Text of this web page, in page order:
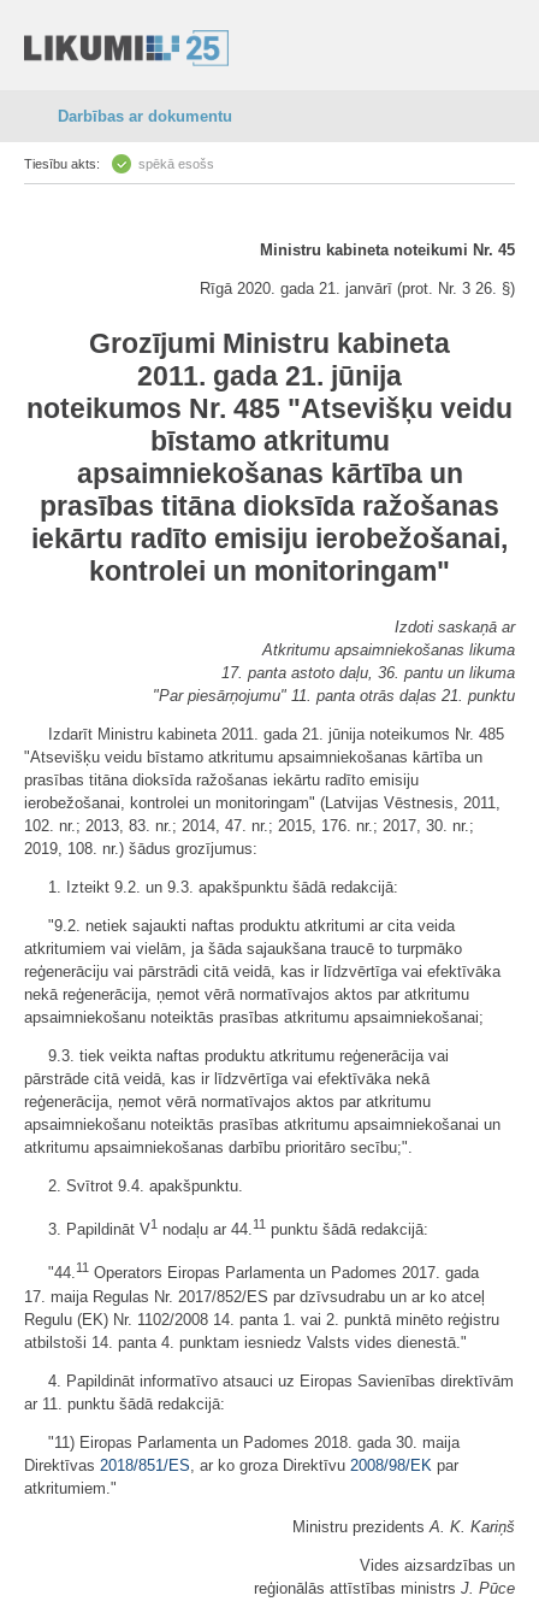
Darbības ar dokumentu
Tiesību akts: spēkā esošs
Ministru kabineta noteikumi Nr. 45
Rīgā 2020. gada 21. janvārī (prot. Nr. 3 26. §)
Grozījumi Ministru kabineta
2011. gada 21. jūnija
noteikumos Nr. 485 "Atsevišķu veidu
bīstamo atkritumu
apsaimniekošanas kārtība un
prasības titāna dioksīda ražošanas
iekārtu radīto emisiju ierobežošanai,
kontrolei un monitoringam"
Izdoti saskaņā ar
Atkritumu apsaimniekošanas likuma
17. panta astoto daļu, 36. pantu un likuma
"Par piesārņojumu" 11. panta otrās daļas 21. punktu
Izdarīt Ministru kabineta 2011. gada 21. jūnija noteikumos Nr. 485
"Atsevišķu veidu bīstamo atkritumu apsaimniekošanas kārtība un
prasības titāna dioksīda ražošanas iekārtu radīto emisiju
ierobežošanai, kontrolei un monitoringam" (Latvijas Vēstnesis, 2011,
102. nr.; 2013, 83. nr.; 2014, 47. nr.; 2015, 176. nr.; 2017, 30. nr.;
2019, 108. nr.) šādus grozījumus:
1. Izteikt 9.2. un 9.3. apakšpunktu šādā redakcijā:
"9.2. netiek sajaukti naftas produktu atkritumi ar cita veida
atkritumiem vai vielām, ja šāda sajaukšana traucē to turpmāko
reģenerāciju vai pārstrādi citā veidā, kas ir līdzvērtīga vai efektīvāka
nekā reģenerācija, ņemot vērā normatīvajos aktos par atkritumu
apsaimniekošanu noteiktās prasības atkritumu apsaimniekošanai;
9.3. tiek veikta naftas produktu atkritumu reģenerācija vai
pārstrāde citā veidā, kas ir līdzvērtīga vai efektīvāka nekā
reģenerācija, ņemot vērā normatīvajos aktos par atkritumu
apsaimniekošanu noteiktās prasības atkritumu apsaimniekošanai un
atkritumu apsaimniekošanas darbību prioritāro secību;".
2. Svītrot 9.4. apakšpunktu.
3. Papildināt V1 nodaļu ar 44.11 punktu šādā redakcijā:
"44.11 Operators Eiropas Parlamenta un Padomes 2017. gada
17. maija Regulas Nr. 2017/852/ES par dzīvsudrabu un ar ko atceļ
Regulu (EK) Nr. 1102/2008 14. panta 1. vai 2. punktā minēto reģistru
atbilstoši 14. panta 4. punktam iesniedz Valsts vides dienestā."
4. Papildināt informatīvo atsauci uz Eiropas Savienības direktīvām
ar 11. punktu šādā redakcijā:
"11) Eiropas Parlamenta un Padomes 2018. gada 30. maija
Direktīvas 2018/851/ES , ar ko groza Direktīvu 2008/98/EK par
atkritumiem."
Ministru prezidents A. K. Kariņš
Vides aizsardzības un
reģionālās attīstības ministrs J. Pūce